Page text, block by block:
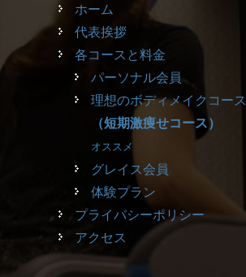
ホーム
代表挨拶
各コースと料金
パーソナル会員
理想のボディメイクコース
（短期激痩せコース）
オススメ
グレイス会員
体験プラン
プライバシーポリシー
アクセス